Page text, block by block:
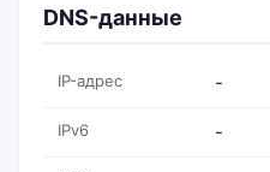
DNS-данные
IP-адрес -
IPv6 -